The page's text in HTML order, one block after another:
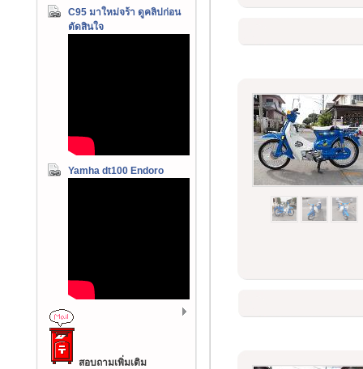
C95 มาใหม่จร้า ดูคลิปก่อน
ตัดสินใจ
Yamha dt100 Endoro
สอบถามเพิ่มเติม